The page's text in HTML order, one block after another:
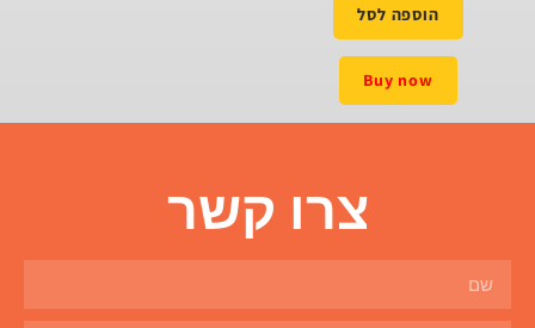
הוספה לסל
Buy now
צרו קשר